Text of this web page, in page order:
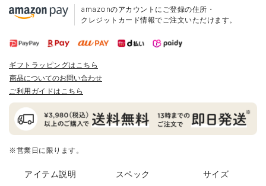
amazonのアカウントにご登録の住所・
クレジットカード情報でご注文いただけます。
ギフトラッピングはこちら
商品についてのお問い合わせ
ご利用ガイドはこちら
※営業日に限ります。
アイテム説明 スペック サイズ